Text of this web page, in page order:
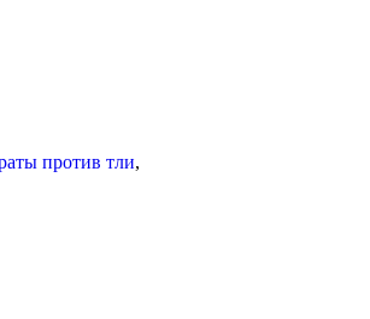
против тли,